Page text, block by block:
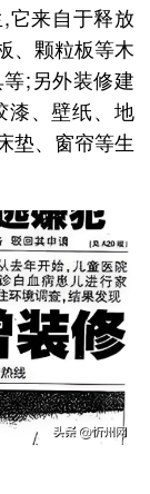
它来自于释放
、颗粒板等木
;另外装修建
漆、壁纸、地
垫、窗帘等生